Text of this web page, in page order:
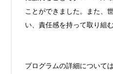
ことができました。また、
い、責任感を持って取り組
プログラムの詳細について